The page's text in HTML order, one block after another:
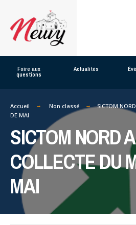
to
content
Foire aux
questions
Actualités
Accueil Non classé
SICTOM
DE MAI
SICTOM NORD
COLLECTE DU
MAI
for: